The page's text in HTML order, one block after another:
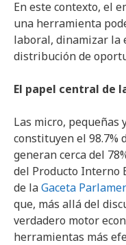
En este contexto, el
una herramienta
laboral, dinamizar la
distribución de
El papel central de
Las micro, pequeñas
constituyen el 98.7%
generan cerca del
del Producto Interno
de laGaceta
que, más allá del
verdadero motor
herramientas más